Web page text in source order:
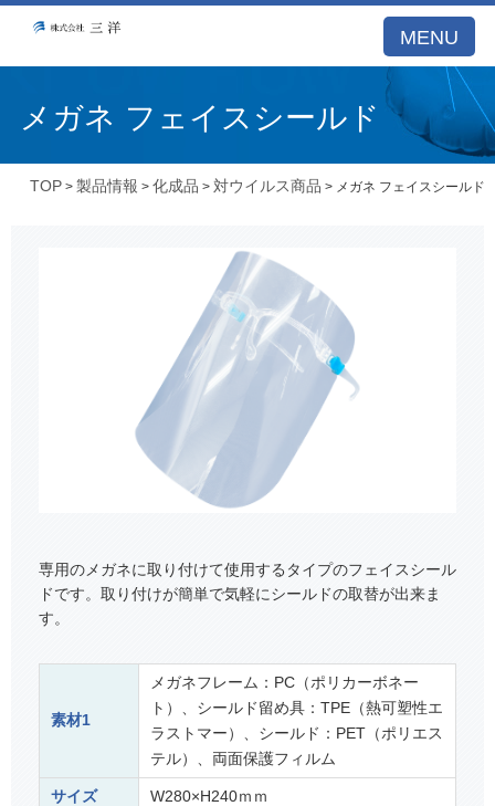
MENU
メガネ フェイスシールド
TOP >製品情報 >化成品 >対ウイルス商品 > メガネ フェイスシールド
専用のメガネに取り付けて使用するタイプのフェイスシール
ドです。取り付けが簡単で気軽にシールドの取替が出来ま
す。
素材1
メガネフレーム：PC（ポリカーボネー
ト）、シールド留め具：TPE（熱可塑性エ
ラストマー）、シールド：PET（ポリエス
テル）、両面保護フィルム
サイズ W280×H240ｍｍ